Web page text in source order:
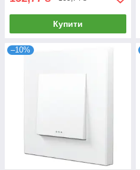
Купити
–10%